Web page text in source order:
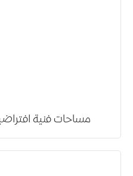
مساحات فنية